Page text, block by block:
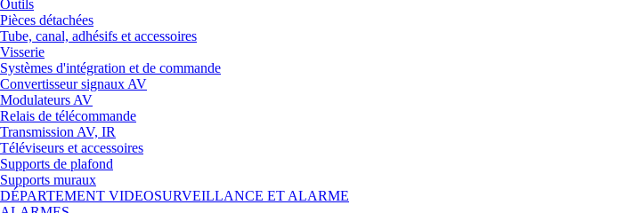
Outils
Pièces détachées
Tube, canal, adhésifs et accessoires
Visserie
Systèmes d'intégration et de commande
Convertisseur signaux AV
Modulateurs AV
Relais de télécommande
Transmission AV, IR
Téléviseurs et accessoires
Supports de plafond
Supports muraux
DÉPARTEMENT VIDEOSURVEILLANCE ET ALARME